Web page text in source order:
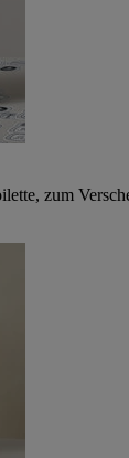
zum